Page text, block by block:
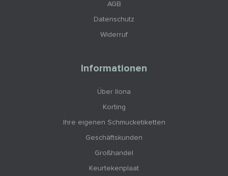
AGB
Datenschutz
Widerruf
Informationen
Über Ilona
Korting
Ihre eigenen Schmucketiketten
Geschäftskunden
Großhandel
Keurtekenplaat